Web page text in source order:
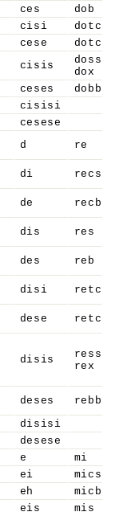
ces dob
cisi dotcs
cese dotcb
cisis
doss
dox
ceses dobb
cisisi
cesese
d re
di recs
de recb
dis res
des reb
disi retcs
dese retcb
disis
ress
rex
deses rebb
disisi
desese
e mi
ei mics
eh micb
eis mis